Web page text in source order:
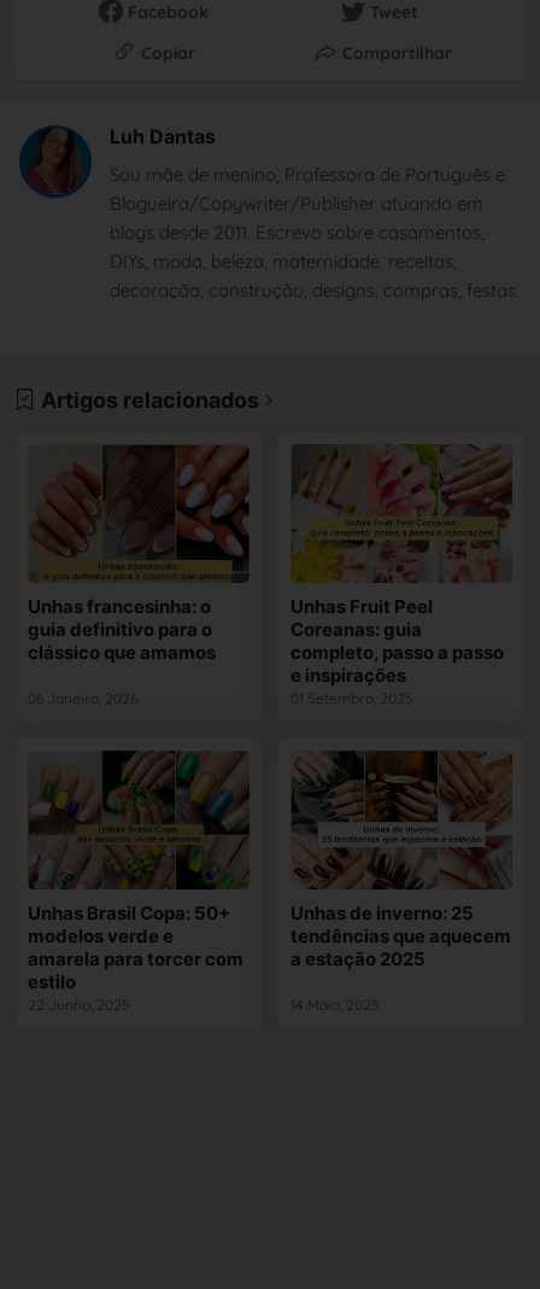
Facebook
Tweet
Copiar
Compartilhar
Luh Dantas
Sou mãe de menino, Professora de Português e
Blogueira/Copywriter/Publisher atuando em
blogs desde 2011. Escrevo sobre casamentos,
DIYs, moda, beleza, maternidade, receitas,
decoração, construção, designs, compras, festas.
Artigos relacionados
Unhas francesinha: o
guia definitivo para o
clássico que amamos
06 Janeiro, 2026
Unhas Fruit Peel
Coreanas: guia
completo, passo a passo
e inspirações
01 Setembro, 2025
Unhas Brasil Copa: 50+
modelos verde e
amarela para torcer com
estilo
22 Junho, 2025
Unhas de inverno: 25
tendências que aquecem
a estação 2025
14 Maio, 2025